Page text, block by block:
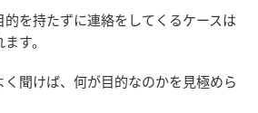
を持たずに連絡をしてくるケースは
す。
聞けば、何が目的なのかを見極めら